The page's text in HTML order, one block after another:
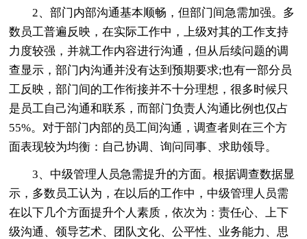
2、部门内部沟通基本顺畅，但部门间急需加强。多
数员工普遍反映，在实际工作中，上级对其的工作支持
力度较强，并就工作内容进行沟通，但从后续问题的调
查显示，部门内沟通并没有达到预期要求;也有一部分员
工反映，部门间的工作衔接并不十分理想，很多时候只
是员工自己沟通和联系，而部门负责人沟通比例也仅占
55%。对于部门内部的员工间沟通，调查者则在三个方
面表现较为均衡：自己协调、询问同事、求助领导。
3、中级管理人员急需提升的方面。根据调查数据显
示，多数员工认为，在以后的工作中，中级管理人员需
在以下几个方面提升个人素质，依次为：责任心、上下
级沟通、领导艺术、团队文化、公平性、业务能力、思